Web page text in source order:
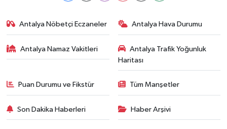
Antalya Nöbetçi Eczaneler Antalya Hava Durumu
Antalya Namaz Vakitleri
Antalya Trafik Yoğunluk
Haritası
Puan Durumu ve Fikstür Tüm Manşetler
Son Dakika Haberleri Haber Arşivi